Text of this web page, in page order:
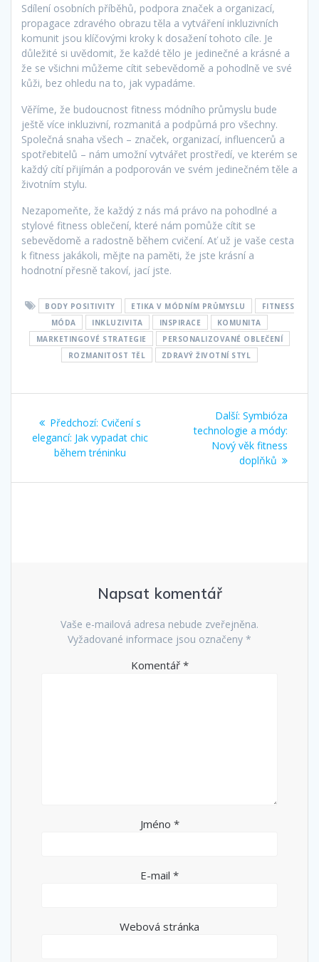
Sdílení osobních příběhů, podpora značek a organizací,
propagace zdravého obrazu těla a vytváření inkluzivních
komunit jsou klíčovými kroky k dosažení tohoto cíle. Je
důležité si uvědomit, že každé tělo je jedinečné a krásné a
že se všichni můžeme cítit sebevědomě a pohodlně ve své
kůži, bez ohledu na to, jak vypadáme.
Věříme, že budoucnost fitness módního průmyslu bude
ještě více inkluzivní, rozmanitá a podpůrná pro všechny.
Společná snaha všech – značek, organizací, influencerů a
spotřebitelů – nám umožní vytvářet prostředí, ve kterém se
každý cítí přijímán a podporován ve svém jedinečném těle a
životním stylu.
Nezapomeňte, že každý z nás má právo na pohodlné a
stylové fitness oblečení, které nám pomůže cítit se
sebevědomě a radostně během cvičení. Ať už je vaše cesta
k fitness jakákoli, mějte na paměti, že jste krásní a
hodnotní přesně takoví, jací jste.
BODY POSITIVITY ETIKA V MÓDNÍM PRŮMYSLU
FITNESS
MÓDA
INKLUZIVITA INSPIRACE
KOMUNITA
MARKETINGOVÉ STRATEGIE
PERSONALIZOVANÉ OBLEČENÍ
ROZMANITOST TĚL
ZDRAVÝ ŽIVOTNÍ STYL
pro
příspěvek
Předchozí: Předchozí
příspěvek:
Cvičení s
elegancí: Jak vypadat chic
během tréninku
Další: Další
příspěvek:
Symbióza
technologie a módy:
Nový věk fitness
doplňků
Napsat komentář
Vaše e-mailová adresa nebude zveřejněna.
Vyžadované informace jsou označeny *
Komentář *
Jméno *
E-mail *
Webová stránka